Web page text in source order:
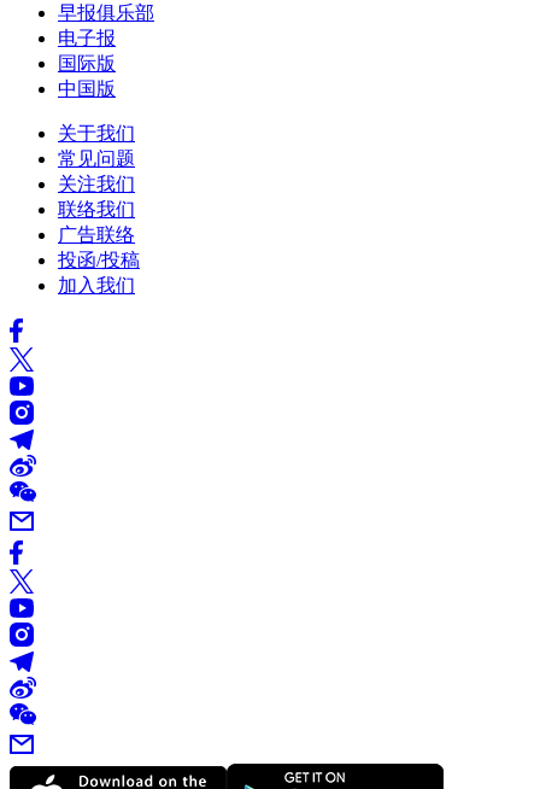
早报俱乐部
电子报
国际版
中国版
关于我们
常见问题
关注我们
联络我们
广告联络
投函/投稿
加入我们